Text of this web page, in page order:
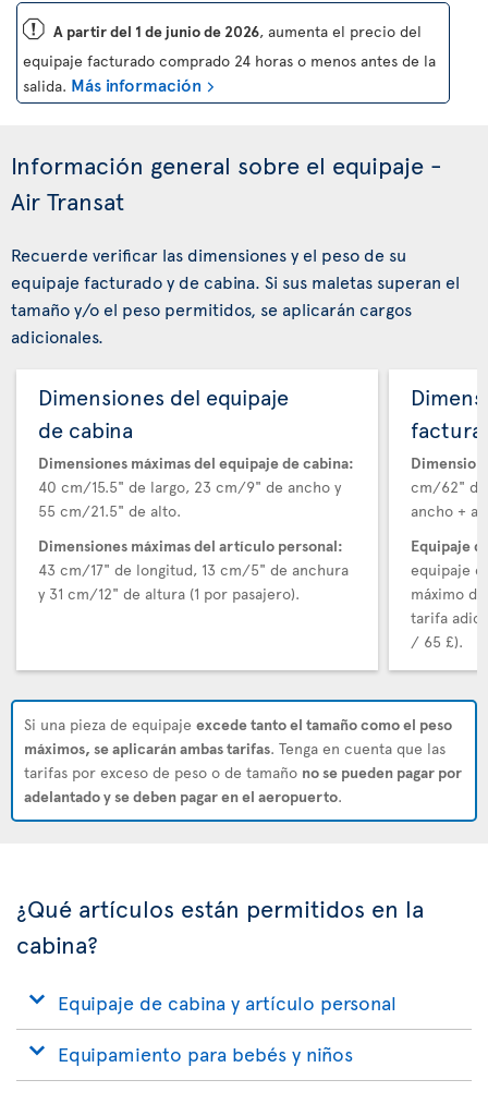
ü A partir del 1 de junio de 2026, aumenta el precio del
equipaje facturado comprado 24 horas o menos antes de la
salida. Más información
Información general sobre el equipaje -
Air Transat
Recuerde verificar las dimensiones y el peso de su
equipaje facturado y de cabina. Si sus maletas superan el
tamaño y/o el peso permitidos, se aplicarán cargos
adicionales.
Dimensiones del equipaje
de cabina
Dimensiones máximas del equipaje de cabina:
40 cm/15.5" de largo, 23 cm/9" de ancho y
55 cm/21.5" de alto.
Dimensiones máximas del artículo personal:
43 cm/17" de longitud, 13 cm/5" de anchura
y 31 cm/12" de altura (1 por pasajero).
cm/62" de
ancho +
Equipaje
equipaje
máximo
tarifa
/ 65 £).
Si una pieza de equipaje excede tanto el tamaño como el peso
máximos, se aplicarán ambas tarifas. Tenga en cuenta que las
tarifas por exceso de peso o de tamaño no se pueden pagar por
adelantado y se deben pagar en el aeropuerto.
¿Qué artículos están permitidos en la
cabina?
Equipaje de cabina y artículo personal
Equipamiento para bebés y niños